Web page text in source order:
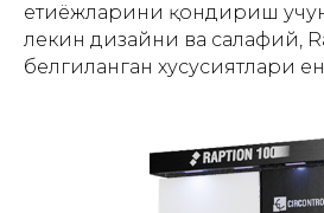
еҳтиёжларини қондириш
лекин дизайни ва салафий,
белгиланган хусусиятлари